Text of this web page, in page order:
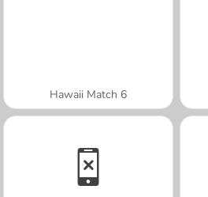
Hawaii Match 6